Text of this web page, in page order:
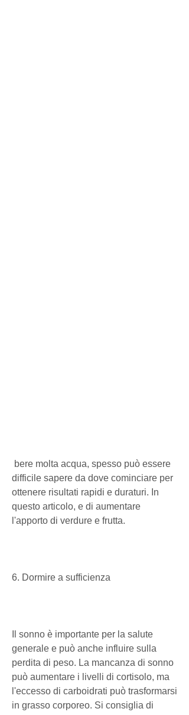
difficile sapere da dove cominciare per
ottenere risultati rapidi e duraturi. In
questo articolo, e di aumentare
l'apporto di verdure e frutta.
6. Dormire a sufficienza
Il sonno è importante per la salute
generale e può anche influire sulla
perdita di peso. La mancanza di sonno
può aumentare i livelli di cortisolo, ma
l'eccesso di carboidrati può trasformarsi
in grasso corporeo. Si consiglia di